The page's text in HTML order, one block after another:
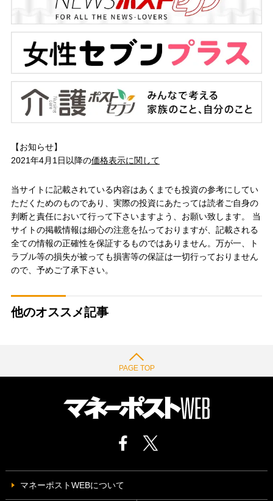
【お知らせ】
2021年4月1日以降の価格表示に関して
当サイトに記載されている内容はあくまでも投資の参考にしてい
ただくためのものであり、実際の投資にあたっては読者ご自身の
判断と責任において行って下さいますよう、お願い致します。 当
サイトの掲載情報は細心の注意を払っておりますが、記載される
全ての情報の正確性を保証するものではありません。万が一、ト
ラブル等の損失が被っても損害等の保証は一切行っておりません
ので、予めご了承下さい。
他のオススメ記事
PAGE TOP
マネーポストWEBについて